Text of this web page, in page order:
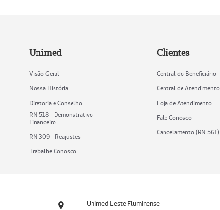
Unimed
Visão Geral
Nossa História
Diretoria e Conselho
RN 518 - Demonstrativo
Financeiro
RN 309 - Reajustes
Trabalhe Conosco
Clientes
Central do Beneficiário
Central de Atendimento
Loja de Atendimento
Fale Conosco
Cancelamento (RN 561)
Unimed Leste Fluminense